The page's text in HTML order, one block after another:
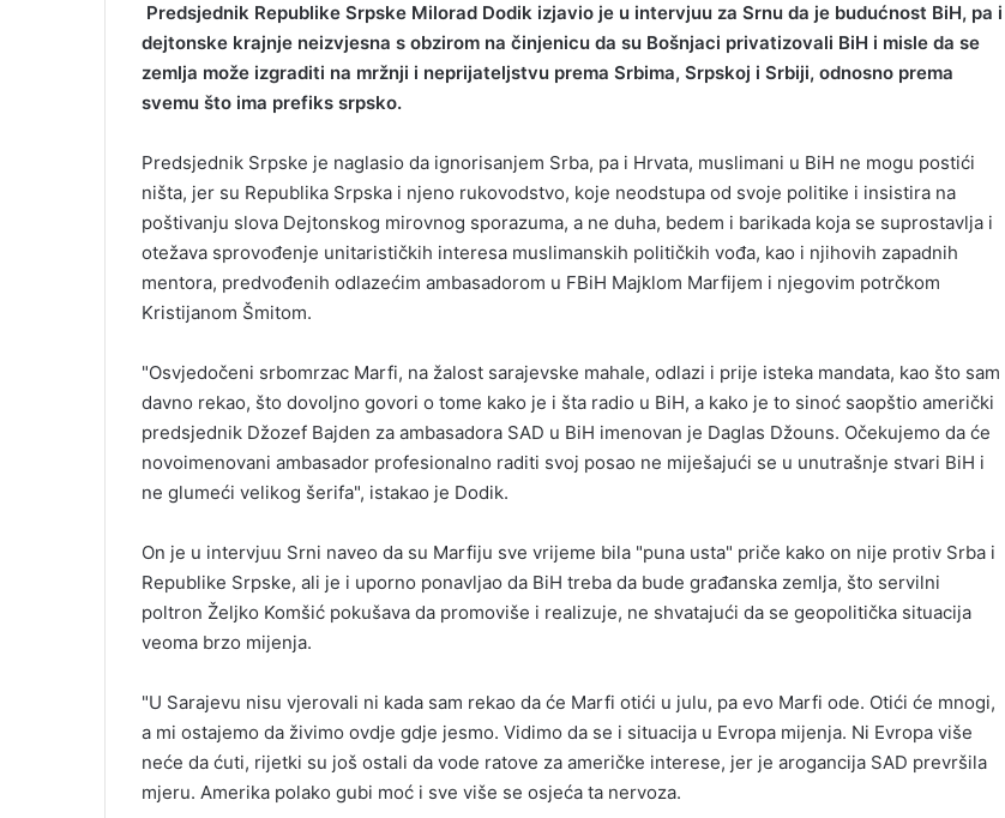
m
a
l
Predsjednik Republike Srpske Milorad Dodik izjavio je u intervjuu za Srnu da je budućnost BiH, pa i
dejtonske krajnje neizvjesna s obzirom na činjenicu da su Bošnjaci privatizovali BiH i misle da se
zemlja može izgraditi na mržnji i neprijateljstvu prema Srbima, Srpskoj i Srbiji, odnosno prema
svemu što ima prefiks srpsko.
Predsjednik Srpske je naglasio da ignorisanjem Srba, pa i Hrvata, muslimani u BiH ne mogu postići
ništa, jer su Republika Srpska i njeno rukovodstvo, koje neodstupa od svoje politike i insistira na
poštivanju slova Dejtonskog mirovnog sporazuma, a ne duha, bedem i barikada koja se suprostavlja i
otežava sprovođenje unitarističkih interesa muslimanskih političkih vođa, kao i njihovih zapadnih
mentora, predvođenih odlazećim ambasadorom u FBiH Majklom Marfijem i njegovim potrčkom
Kristijanom Šmitom.
"Osvjedočeni srbomrzac Marfi, na žalost sarajevske mahale, odlazi i prije isteka mandata, kao što sam
davno rekao, što dovoljno govori o tome kako je i šta radio u BiH, a kako je to sinoć saopštio američki
predsjednik Džozef Bajden za ambasadora SAD u BiH imenovan je Daglas Džouns. Očekujemo da će
novoimenovani ambasador profesionalno raditi svoj posao ne miješajući se u unutrašnje stvari BiH i
ne glumeći velikog šerifa", istakao je Dodik.
On je u intervjuu Srni naveo da su Marfiju sve vrijeme bila "puna usta" priče kako on nije protiv Srba i
Republike Srpske, ali je i uporno ponavljao da BiH treba da bude građanska zemlja, što servilni
poltron Željko Komšić pokušava da promoviše i realizuje, ne shvatajući da se geopolitička situacija
veoma brzo mijenja.
"U Sarajevu nisu vjerovali ni kada sam rekao da će Marfi otići u julu, pa evo Marfi ode. Otići će mnogi,
a mi ostajemo da živimo ovdje gdje jesmo. Vidimo da se i situacija u Evropa mijenja. Ni Evropa više
neće da ćuti, rijetki su još ostali da vode ratove za američke interese, jer je arogancija SAD prevršila
mjeru. Amerika polako gubi moć i sve više se osjeća ta nervoza.